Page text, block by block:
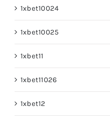
1xbet10024
1xbet10025
1xbet11
1xbet11026
1xbet12